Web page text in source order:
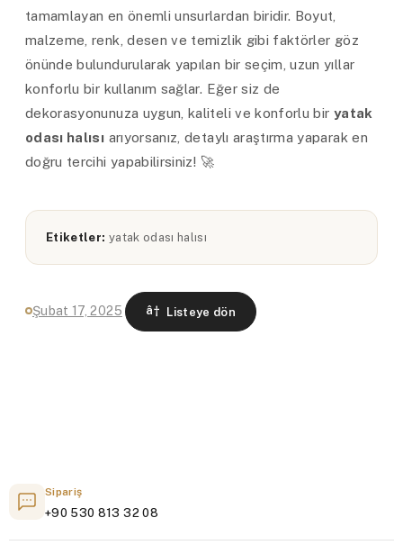
tamamlayan en önemli unsurlardan biridir. Boyut,
malzeme, renk, desen ve temizlik gibi faktörler göz
önünde bulundurularak yapılan bir seçim, uzun yıllar
konforlu bir kullanım sağlar. Eğer siz de
dekorasyonunuza uygun, kaliteli ve konforlu bir yatak
odası halısı arıyorsanız, detaylı araştırma yaparak en
doğru tercihi yapabilirsiniz! 🚀
Etiketler: yatak odası halısı
Şubat 17, 2025 Listeye dön
Sipariş
+90 530 813 32 08